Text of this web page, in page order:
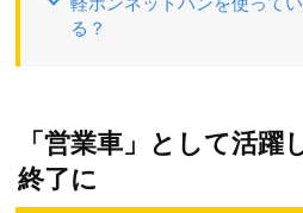
る？
「営業車」として活躍
終了に